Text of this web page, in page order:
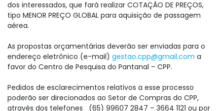
dos interessados, que fará realizar COTAÇÃO DE PREÇOS,
tipo MENOR PREÇO GLOBAL para aquisição de passagem
aérea.
As propostas orçamentárias deverão ser enviadas para o
endereço eletrônico (e-mail) gestao.cpp@gmail.com a
favor do Centro de Pesquisa do Pantanal – CPP.
Pedidos de esclarecimentos relativos a esse processo
poderão ser direcionados ao Setor de Compras do CPP,
através dos telefones (65) 99607 2847 – 3664 1121 ou por